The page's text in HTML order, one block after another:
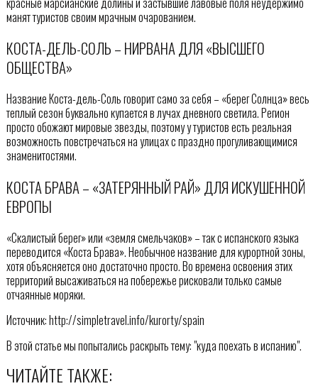
манят туристов своим мрачным очарованием.
КОСТА-ДЕЛЬ-СОЛЬ – НИРВАНА ДЛЯ «ВЫСШЕГО
ОБЩЕСТВА»
Название Коста-дель-Соль говорит само за себя – «берег Солнца» весь
теплый сезон буквально купается в лучах дневного светила. Регион
просто обожают мировые звезды, поэтому у туристов есть реальная
возможность повстречаться на улицах с праздно прогуливающимися
знаменитостями.
КОСТА БРАВА – «ЗАТЕРЯННЫЙ РАЙ» ДЛЯ ИСКУШЕННОЙ
ЕВРОПЫ
«Скалистый берег» или «земля смельчаков» – так с испанского языка
переводится «Коста Брава». Необычное название для курортной зоны,
хотя объясняется оно достаточно просто. Во времена освоения этих
территорий высаживаться на побережье рисковали только самые
отчаянные моряки.
Источник: http://simpletravel.info/kurorty/spain
В этой статье мы попытались раскрыть тему: "куда поехать в испанию".
ЧИТАЙТЕ ТАКЖЕ: